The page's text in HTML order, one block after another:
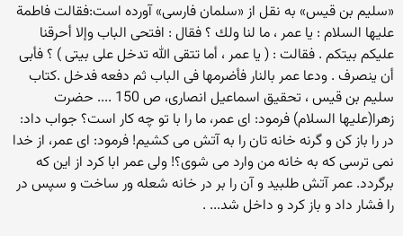
«سلیم بن قیس» به نقل از «سلمان فارسى» آورده است:فقالت فاطمة
علیها السلام : یا عمر ، ما لنا ولك ؟ فقال : افتحی الباب وإلا أحرقنا
علیكم بیتكم . فقالت : ( یا عمر ، أما تتقی الله تدخل على بیتی ) ؟ فأبى
أن ینصرف . ودعا عمر بالنار فأضرمها فی الباب ثم دفعه فدخل .كتاب
سلیم بن قیس ، تحقیق اسماعیل انصارى، ص 150 .... حضرت
زهرا(علیها السلام) فرمود: اى عمر، ما را با تو چه كار است؟ جواب داد:
در را باز كن و گرنه خانه تان را به آتش مى كشیم! فرمود: اى عمر، از خدا
نمى ترسى كه به خانه من وارد مى شوى؟! ولى عمر ابا كرد از این كه
برگردد. عمر آتش طلبید و آن را بر در خانه شعله ور ساخت و سپس در
را فشار داد و باز كرد و داخل شد... .